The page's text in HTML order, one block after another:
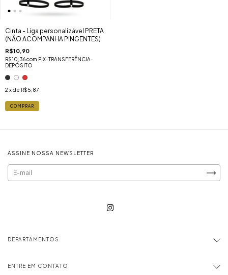
Cinta - Liga personalizável PRETA
(NÃO ACOMPANHA PINGENTES)
R$10,90
R$10,36com PIX-TRANSFERÊNCIA-
DEPÓSITO
2 x de R$5,87
COMPRAR
ASSINE NOSSA NEWSLETTER
DEPARTAMENTOS
ENTRE EM CONTATO